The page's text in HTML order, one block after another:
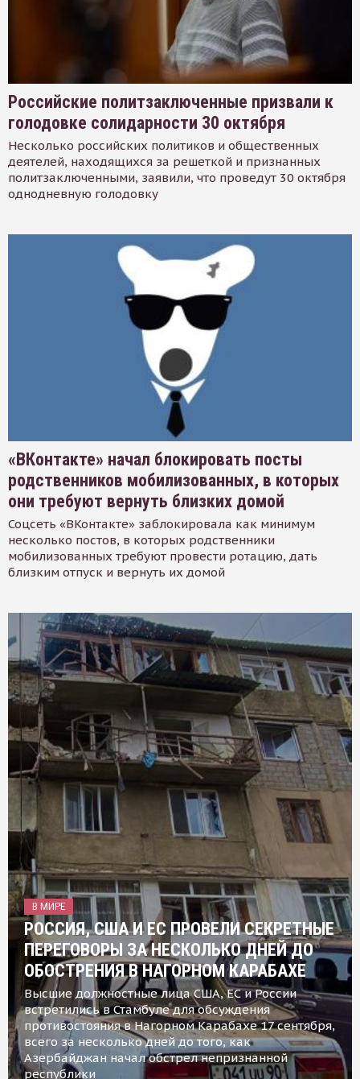
Российские политзаключенные призвали к
голодовке солидарности 30 октября
Несколько российских политиков и общественных
деятелей, находящихся за решеткой и признанных
политзаключенными, заявили, что проведут 30 октября
однодневную голодовку
«ВКонтакте» начал блокировать посты
родственников мобилизованных, в которых
они требуют вернуть близких домой
Соцсеть «ВКонтакте» заблокировала как минимум
несколько постов, в которых родственники
мобилизованных требуют провести ротацию, дать
близким отпуск и вернуть их домой
В МИРЕ
РОССИЯ, США И ЕС ПРОВЕЛИ СЕКРЕТНЫЕ
ПЕРЕГОВОРЫ ЗА НЕСКОЛЬКО ДНЕЙ ДО
ОБОСТРЕНИЯ В НАГОРНОМ КАРАБАХЕ
Высшие должностные лица США, ЕС и России
встретились в Стамбуле для обсуждения
противостояния в Нагорном Карабахе 17 сентября,
всего за несколько дней до того, как
Азербайджан начал обстрел непризнанной
республики